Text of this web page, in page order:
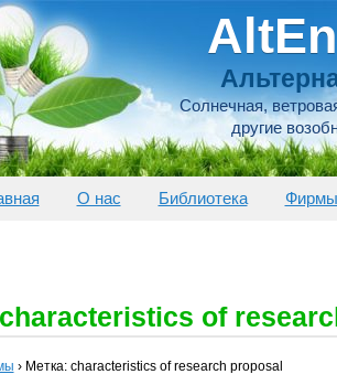
Солнечная,
другие
О нас Библиотека
of
› Метка: characteristics of research proposal